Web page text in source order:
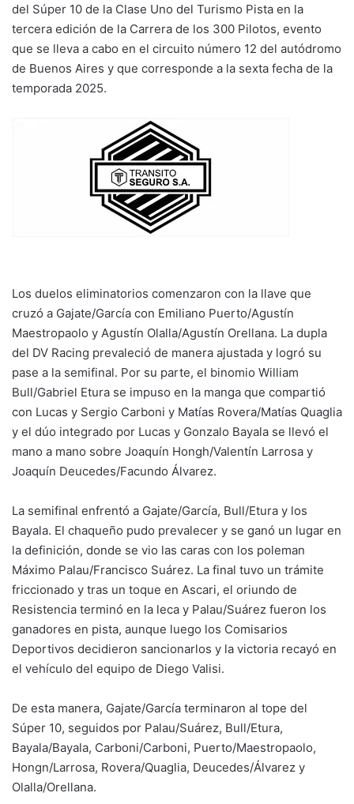
del Súper 10 de la Clase Uno del Turismo Pista en la
tercera edición de la Carrera de los 300 Pilotos, evento
que se lleva a cabo en el circuito número 12 del autódromo
de Buenos Aires y que corresponde a la sexta fecha de la
temporada 2025.
Los duelos eliminatorios comenzaron con la llave que
cruzó a Gajate/García con Emiliano Puerto/Agustín
Maestropaolo y Agustín Olalla/Agustín Orellana. La dupla
del DV Racing prevaleció de manera ajustada y logró su
pase a la semifinal. Por su parte, el binomio William
Bull/Gabriel Etura se impuso en la manga que compartió
con Lucas y Sergio Carboni y Matías Rovera/Matías Quaglia
y el dúo integrado por Lucas y Gonzalo Bayala se llevó el
mano a mano sobre Joaquín Hongh/Valentín Larrosa y
Joaquín Deucedes/Facundo Álvarez.
La semifinal enfrentó a Gajate/García, Bull/Etura y los
Bayala. El chaqueño pudo prevalecer y se ganó un lugar en
la definición, donde se vio las caras con los poleman
Máximo Palau/Francisco Suárez. La final tuvo un trámite
friccionado y tras un toque en Ascari, el oriundo de
Resistencia terminó en la leca y Palau/Suárez fueron los
ganadores en pista, aunque luego los Comisarios
Deportivos decidieron sancionarlos y la victoria recayó en
el vehículo del equipo de Diego Valisi.
De esta manera, Gajate/García terminaron al tope del
Súper 10, seguidos por Palau/Suárez, Bull/Etura,
Bayala/Bayala, Carboni/Carboni, Puerto/Maestropaolo,
Hongn/Larrosa, Rovera/Quaglia, Deucedes/Álvarez y
Olalla/Orellana.